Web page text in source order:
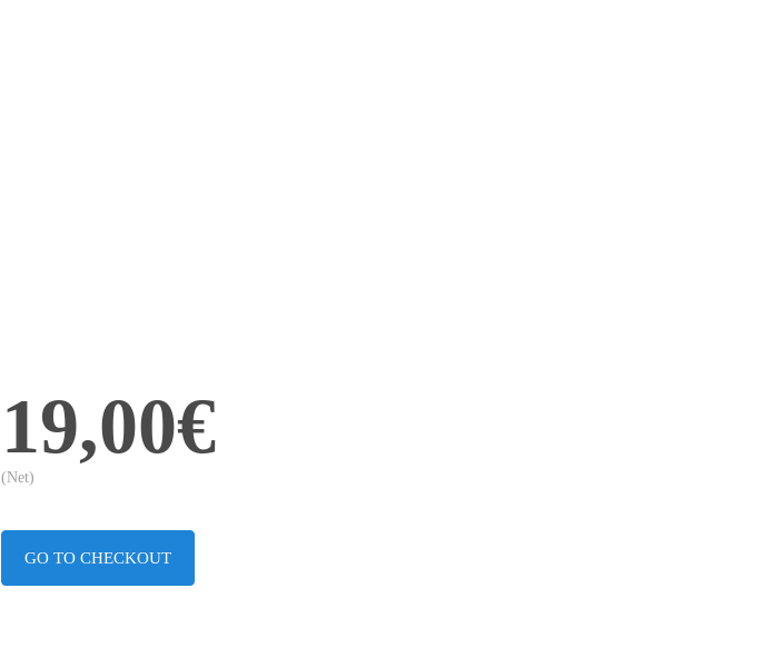
19,00€
(Net)
GO TO CHECKOUT